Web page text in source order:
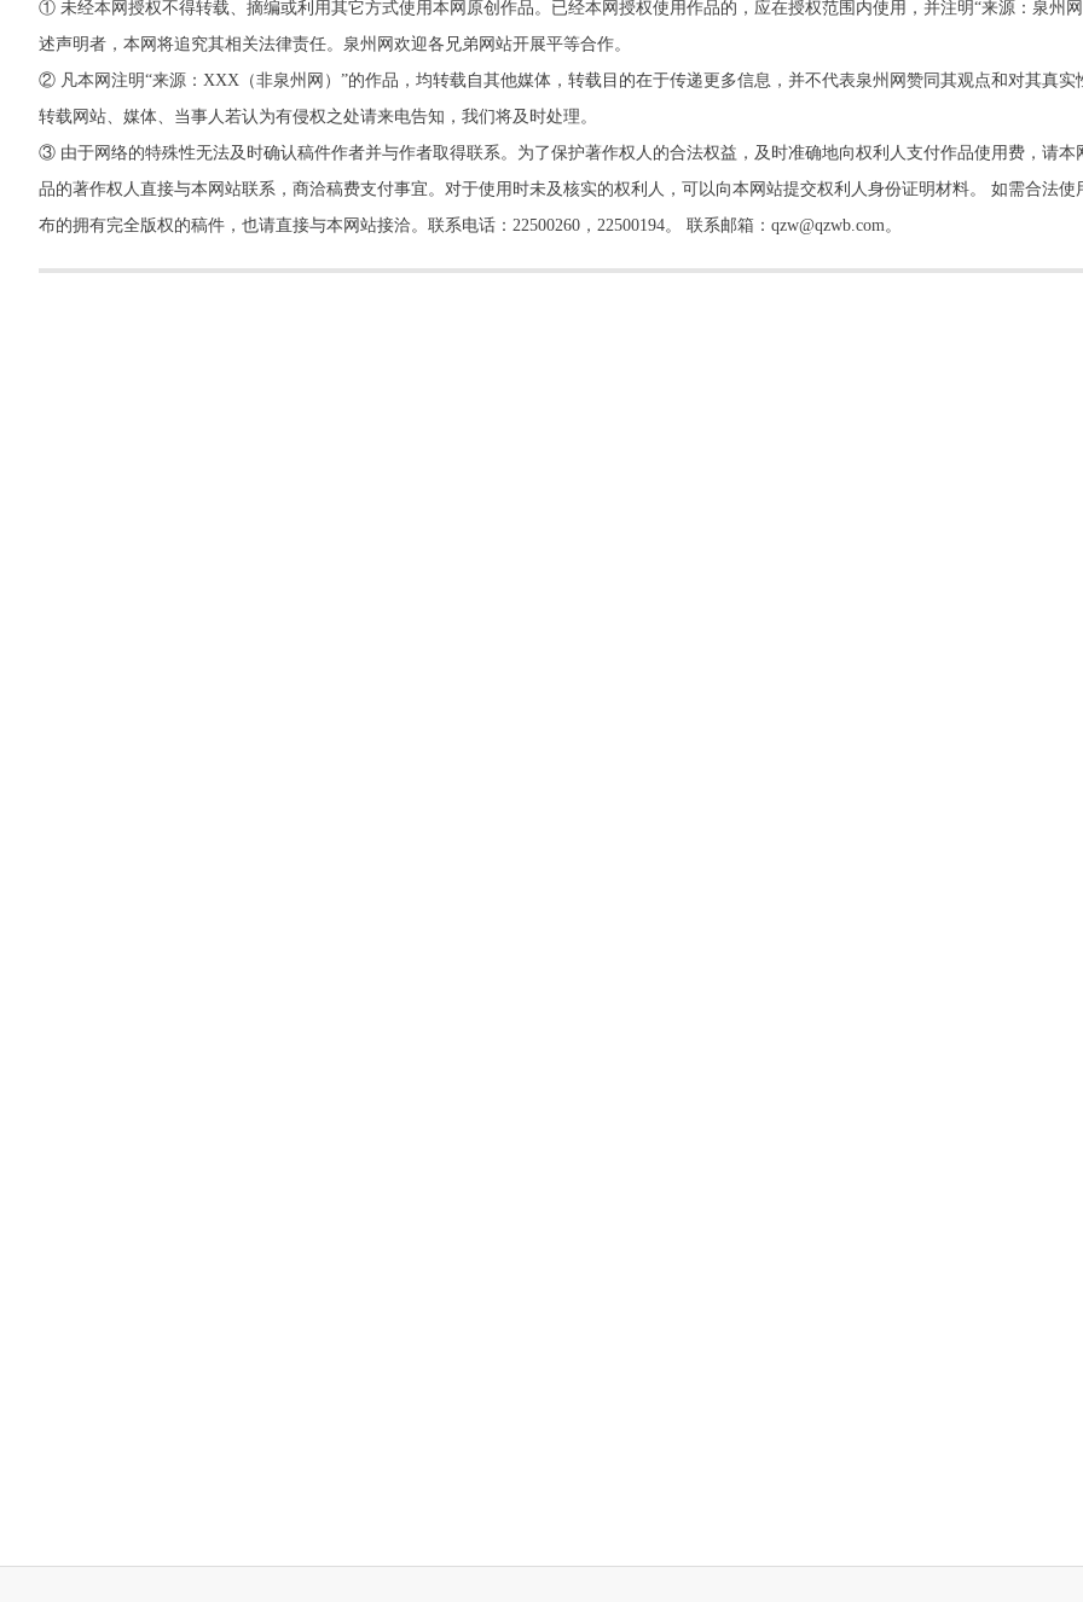
① 未经本网授权不得转载、摘编或利用其它方式使用本网原创作品。已经本网授权使用作品的，应在授权范围内使用，并注明“来源：泉州
述声明者，本网将追究其相关法律责任。泉州网欢迎各兄弟网站开展平等合作。
② 凡本网注明“来源：XXX（非泉州网）”的作品，均转载自其他媒体，转载目的在于传递更多信息，并不代表泉州网赞同其观点和对其真实
转载网站、媒体、当事人若认为有侵权之处请来电告知，我们将及时处理。
③ 由于网络的特殊性无法及时确认稿件作者并与作者取得联系。为了保护著作权人的合法权益，及时准确地向权利人支付作品使用费，请本
品的著作权人直接与本网站联系，商洽稿费支付事宜。对于使用时未及核实的权利人，可以向本网站提交权利人身份证明材料。 如需合法使
布的拥有完全版权的稿件，也请直接与本网站接洽。联系电话：22500260，22500194。 联系邮箱：qzw@qzwb.com。